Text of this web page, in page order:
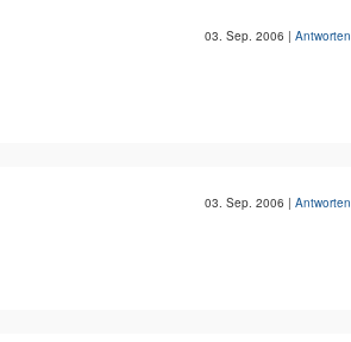
03. Sep. 2006 | Antworten
03. Sep. 2006 | Antworten